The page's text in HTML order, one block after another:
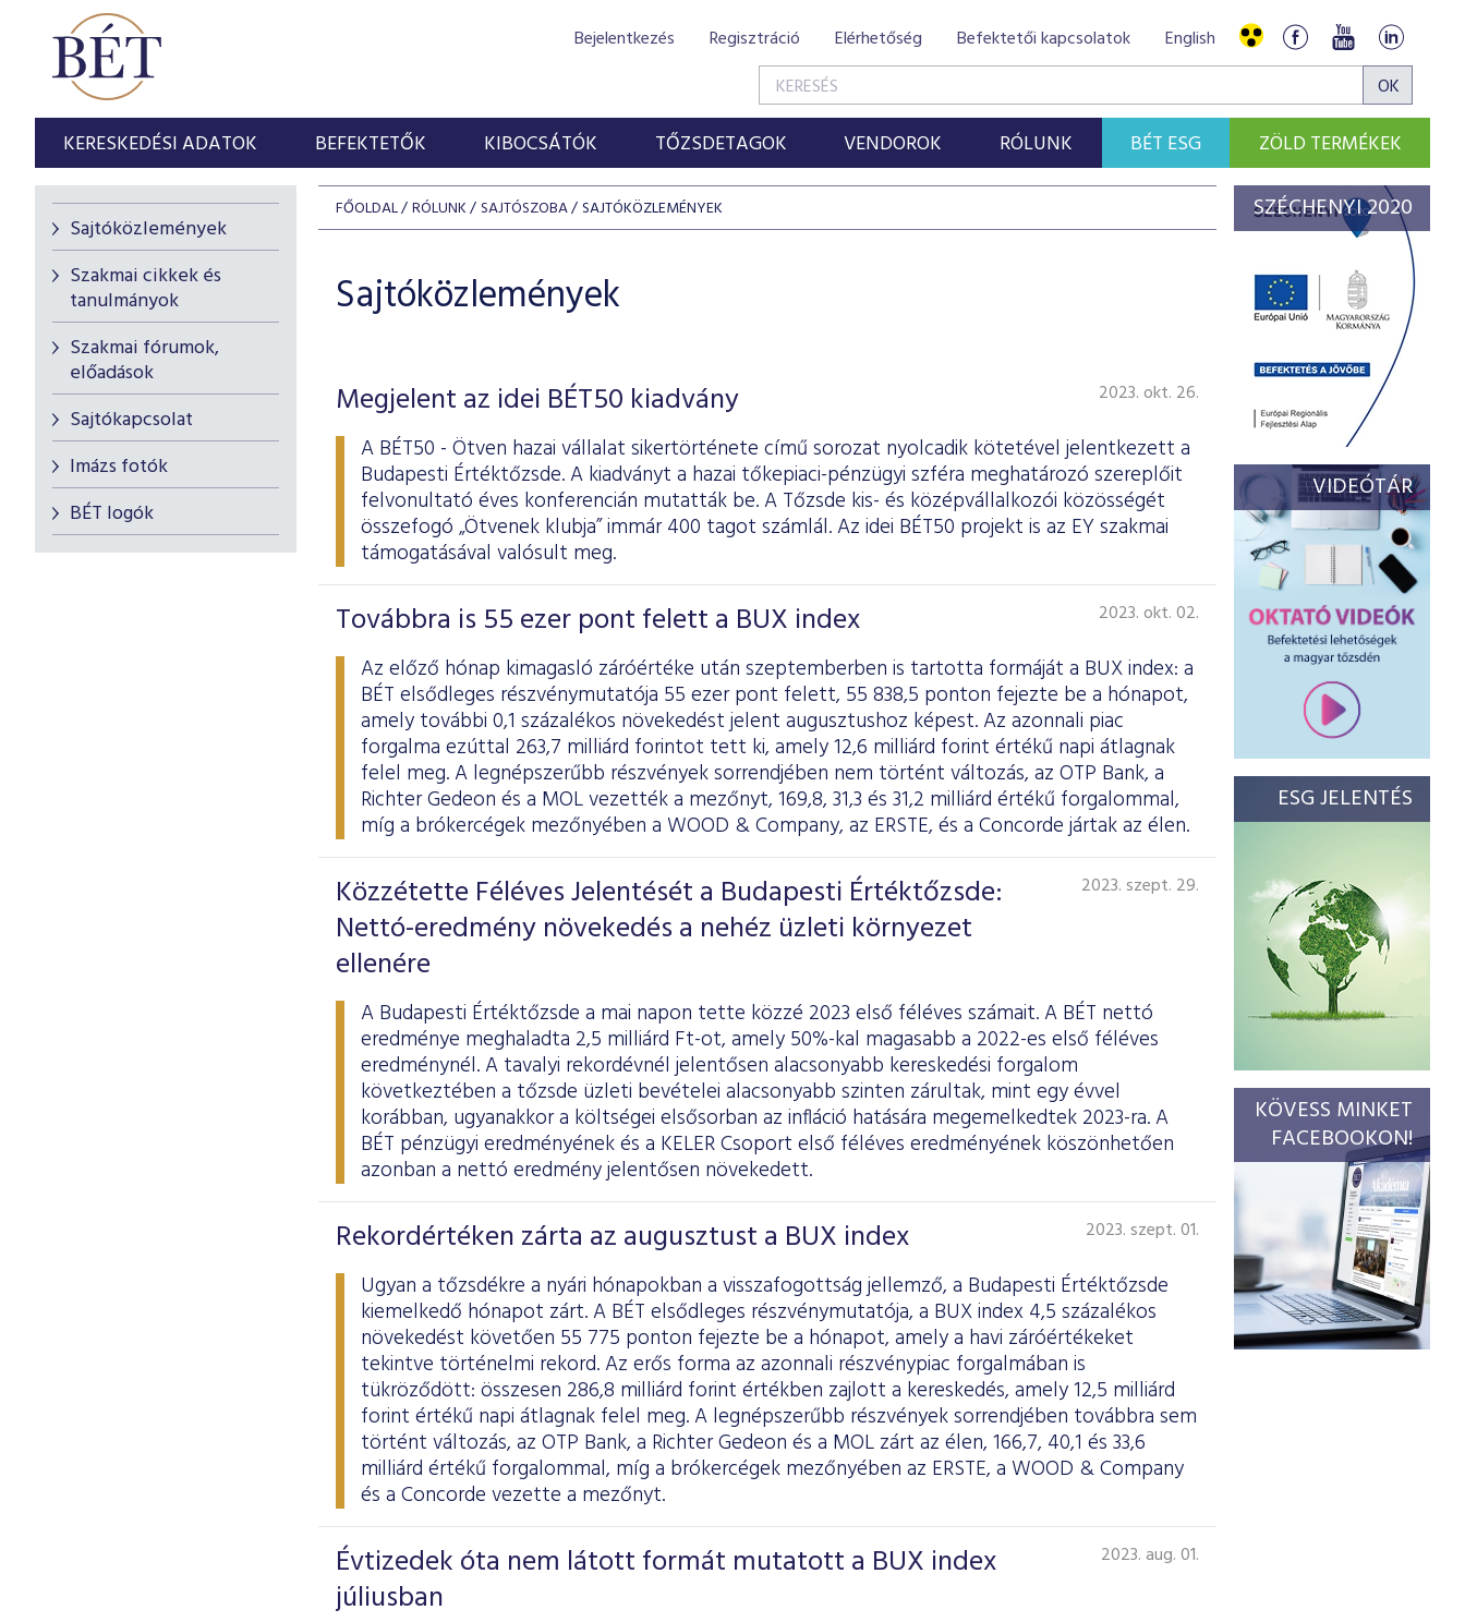
Bejelentkezés Regisztráció Elérhetőség Befektetői kapcsolatok English
KERESKEDÉSI ADATOK BEFEKTETŐK KIBOCSÁTÓK TŐZSDETAGOK VENDOROK RÓLUNK BÉT ESG ZÖLD TERMÉKEK
Sajtóközlemények
Szakmai cikkek és
tanulmányok
Szakmai fórumok,
előadások
Sajtókapcsolat
Imázs fotók
BÉT logók
FŐOLDAL RÓLUNK SAJTÓSZOBA SAJTÓKÖZLEMÉNYEK
Sajtóközlemények
Megjelent az idei BÉT50 kiadvány 2023. okt. 26.
A BÉT50 - Ötven hazai vállalat sikertörténete című sorozat nyolcadik kötetével jelentkezett a
Budapesti Értéktőzsde. A kiadványt a hazai tőkepiaci-pénzügyi szféra meghatározó szereplőit
felvonultató éves konferencián mutatták be. A Tőzsde kis- és középvállalkozói közösségét
összefogó „Ötvenek klubja” immár 400 tagot számlál. Az idei BÉT50 projekt is az EY szakmai
támogatásával valósult meg.
Továbbra is 55 ezer pont felett a BUX index 2023. okt. 02.
Az előző hónap kimagasló záróértéke után szeptemberben is tartotta formáját a BUX index: a
BÉT elsődleges részvénymutatója 55 ezer pont felett, 55 838,5 ponton fejezte be a hónapot,
amely további 0,1 százalékos növekedést jelent augusztushoz képest. Az azonnali piac
forgalma ezúttal 263,7 milliárd forintot tett ki, amely 12,6 milliárd forint értékű napi átlagnak
felel meg. A legnépszerűbb részvények sorrendjében nem történt változás, az OTP Bank, a
Richter Gedeon és a MOL vezették a mezőnyt, 169,8, 31,3 és 31,2 milliárd értékű forgalommal,
míg a brókercégek mezőnyében a WOOD & Company, az ERSTE, és a Concorde jártak az élen.
Közzétette Féléves Jelentését a Budapesti Értéktőzsde:
Nettó-eredmény növekedés a nehéz üzleti környezet
ellenére
2023. szept. 29.
A Budapesti Értéktőzsde a mai napon tette közzé 2023 első féléves számait. A BÉT nettó
eredménye meghaladta 2,5 milliárd Ft-ot, amely 50%-kal magasabb a 2022-es első féléves
eredménynél. A tavalyi rekordévnél jelentősen alacsonyabb kereskedési forgalom
következtében a tőzsde üzleti bevételei alacsonyabb szinten zárultak, mint egy évvel
korábban, ugyanakkor a költségei elsősorban az infláció hatására megemelkedtek 2023-ra. A
BÉT pénzügyi eredményének és a KELER Csoport első féléves eredményének köszönhetően
azonban a nettó eredmény jelentősen növekedett.
Rekordértéken zárta az augusztust a BUX index 2023. szept. 01.
Ugyan a tőzsdékre a nyári hónapokban a visszafogottság jellemző, a Budapesti Értéktőzsde
kiemelkedő hónapot zárt. A BÉT elsődleges részvénymutatója, a BUX index 4,5 százalékos
növekedést követően 55 775 ponton fejezte be a hónapot, amely a havi záróértékeket
tekintve történelmi rekord. Az erős forma az azonnali részvénypiac forgalmában is
tükröződött: összesen 286,8 milliárd forint értékben zajlott a kereskedés, amely 12,5 milliárd
forint értékű napi átlagnak felel meg. A legnépszerűbb részvények sorrendjében továbbra sem
történt változás, az OTP Bank, a Richter Gedeon és a MOL zárt az élen, 166,7, 40,1 és 33,6
milliárd értékű forgalommal, míg a brókercégek mezőnyében az ERSTE, a WOOD & Company
és a Concorde vezette a mezőnyt.
Évtizedek óta nem látott formát mutatott a BUX index
júliusban
2023. aug. 01.
SZÉCHENYI 2020
VIDEÓTÁR
ESG JELENTÉS
KÖVESS MINKET
FACEBOOKON!